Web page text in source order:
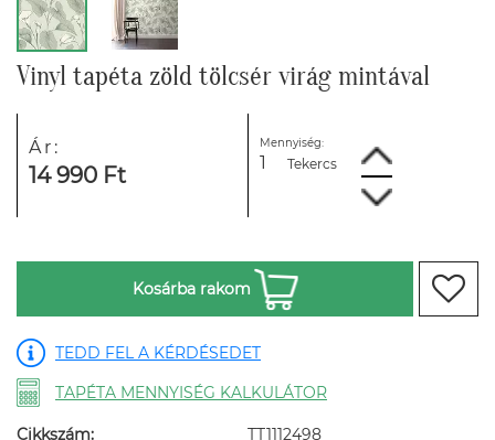
Vinyl tapéta zöld tölcsér virág mintával
Ár:
14 990 Ft
Mennyiség:
Tekercs
Kosárba rakom
TEDD FEL A KÉRDÉSEDET
TAPÉTA MENNYISÉG KALKULÁTOR
Cikkszám: TT1112498